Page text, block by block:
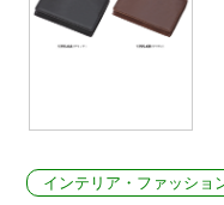
インテリア・ファッショ